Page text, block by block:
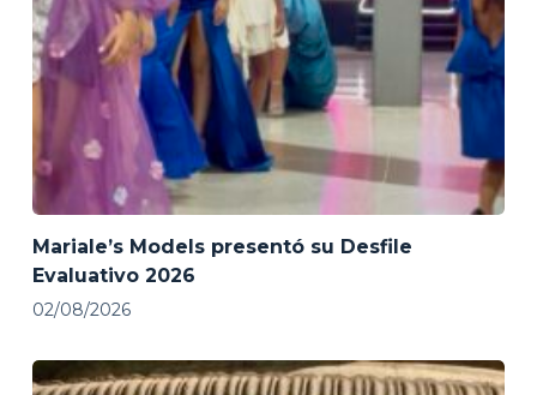
Mariale’s Models presentó su Desfile
Evaluativo 2026
02/08/2026